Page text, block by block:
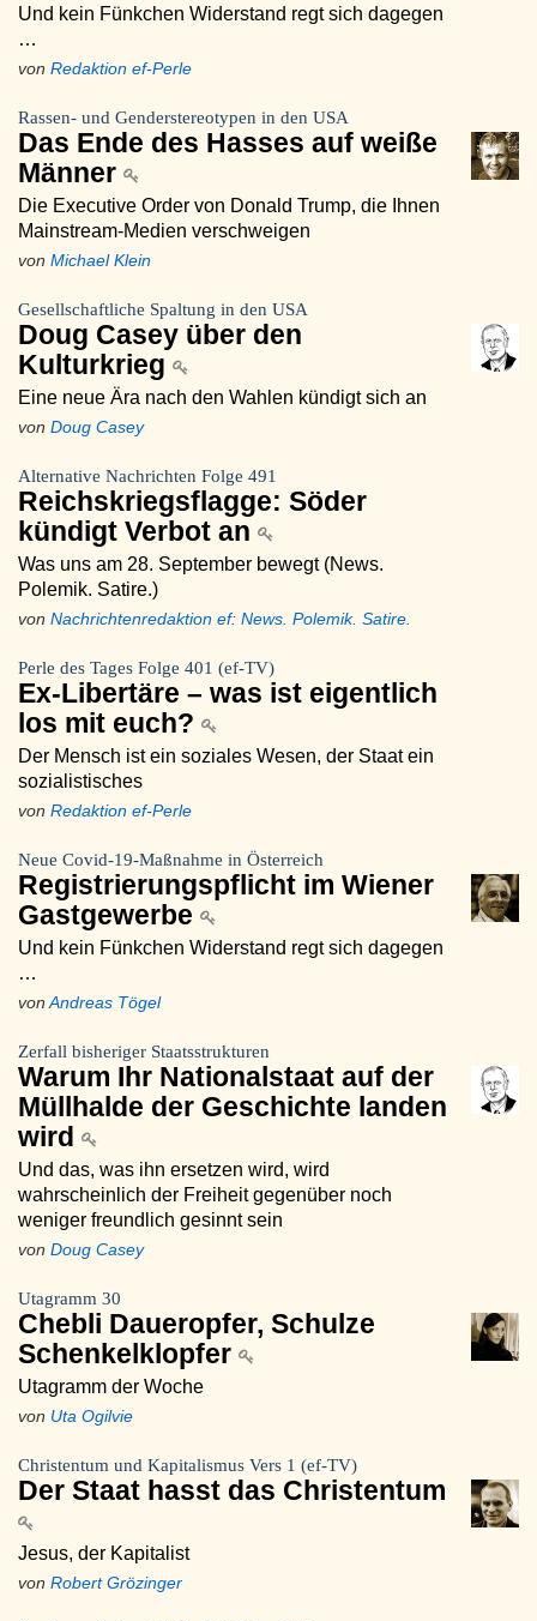
Und kein Fünkchen Widerstand regt sich dagegen
…
von Redaktion ef-Perle
Rassen- und Genderstereotypen in den USA
Das Ende des Hasses auf weiße
Männer
Die Executive Order von Donald Trump, die Ihnen
Mainstream-Medien verschweigen
von Michael Klein
Gesellschaftliche Spaltung in den USA
Doug Casey über den
Kulturkrieg
Eine neue Ära nach den Wahlen kündigt sich an
von Doug Casey
Alternative Nachrichten Folge 491
Reichskriegsflagge: Söder
kündigt Verbot an
Was uns am 28. September bewegt (News.
Polemik. Satire.)
von Nachrichtenredaktion ef: News. Polemik. Satire.
Perle des Tages Folge 401 (ef-TV)
Ex-Libertäre – was ist eigentlich
los mit euch?
Der Mensch ist ein soziales Wesen, der Staat ein
sozialistisches
von Redaktion ef-Perle
Neue Covid-19-Maßnahme in Österreich
Registrierungspflicht im Wiener
Gastgewerbe
Und kein Fünkchen Widerstand regt sich dagegen
…
von Andreas Tögel
Zerfall bisheriger Staatsstrukturen
Warum Ihr Nationalstaat auf der
Müllhalde der Geschichte landen
wird
Und das, was ihn ersetzen wird, wird
wahrscheinlich der Freiheit gegenüber noch
weniger freundlich gesinnt sein
von Doug Casey
Utagramm 30
Chebli Daueropfer, Schulze
Schenkelklopfer
Utagramm der Woche
von Uta Ogilvie
Christentum und Kapitalismus Vers 1 (ef-TV)
Der Staat hasst das Christentum
Jesus, der Kapitalist
von Robert Grözinger